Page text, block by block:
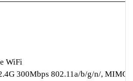
WiFi
300Mbps 802.11a/b/g/n/, MIMO